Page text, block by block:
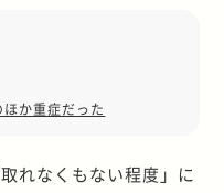
か重症だった
れなくもない程度」に